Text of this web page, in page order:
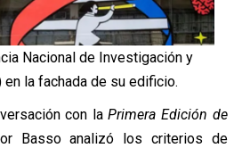
Nacional de Investigación y
en la fachada de su edificio.
con laPrimera Edición de
Basso analizó los criterios de